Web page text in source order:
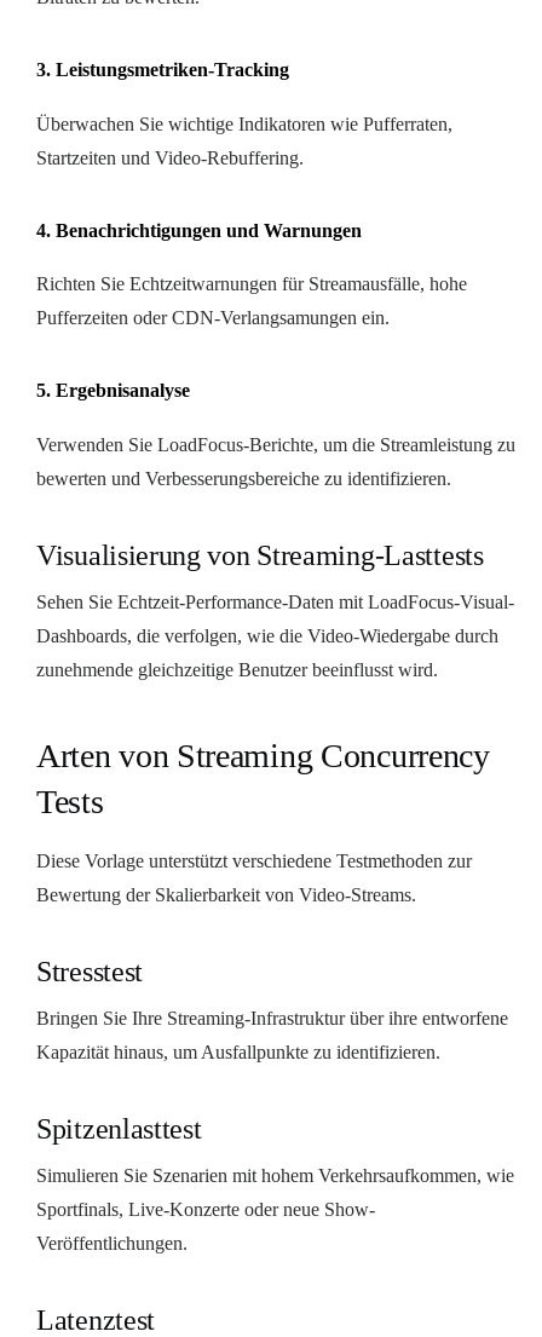
3. Leistungsmetriken-Tracking
Überwachen Sie wichtige Indikatoren wie Pufferraten,
Startzeiten und Video-Rebuffering.
4. Benachrichtigungen und Warnungen
Richten Sie Echtzeitwarnungen für Streamausfälle, hohe
Pufferzeiten oder CDN-Verlangsamungen ein.
5. Ergebnisanalyse
Verwenden Sie LoadFocus-Berichte, um die Streamleistung zu
bewerten und Verbesserungsbereiche zu identifizieren.
Visualisierung von Streaming-Lasttests
Sehen Sie Echtzeit-Performance-Daten mit LoadFocus-Visual-
Dashboards, die verfolgen, wie die Video-Wiedergabe durch
zunehmende gleichzeitige Benutzer beeinflusst wird.
Arten von Streaming Concurrency
Tests
Diese Vorlage unterstützt verschiedene Testmethoden zur
Bewertung der Skalierbarkeit von Video-Streams.
Stresstest
Bringen Sie Ihre Streaming-Infrastruktur über ihre entworfene
Kapazität hinaus, um Ausfallpunkte zu identifizieren.
Spitzenlasttest
Simulieren Sie Szenarien mit hohem Verkehrsaufkommen, wie
Sportfinals, Live-Konzerte oder neue Show-
Veröffentlichungen.
Latenztest